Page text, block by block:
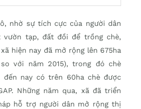
nhờ sự tích cực của người dân
tạp, đất đồi để trồng chè,
hiện nay đã mở rộng lên 675ha
so với năm 2015), trong đó chè
đến nay có trên 60ha chè được
Những năm qua, xã đã triển
hỗ trợ người dân mở rộng thị